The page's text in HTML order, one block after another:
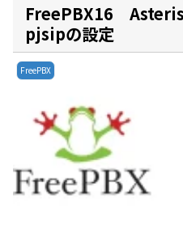
FreePBX16
pjsipの設定
FreePBX